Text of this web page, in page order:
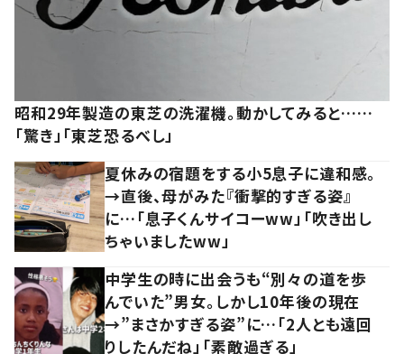
昭和29年製造の東芝の洗濯機。動かしてみると……
「驚き」「東芝恐るべし」
夏休みの宿題をする小5息子に違和感。
→直後、母がみた『衝撃的すぎる姿』
に…「息子くんサイコーww」「吹き出し
ちゃいましたww」
中学生の時に出会うも“別々の道を歩
んでいた”男女。しかし10年後の現在
→”まさかすぎる姿”に…「2人とも遠回
りしたんだね」「素敵過ぎる」